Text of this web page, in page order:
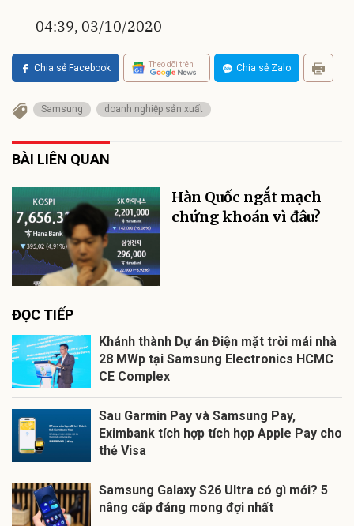
04:39, 03/10/2020
Chia sẻ Facebook Theo dõi trên Chia sẻ Zalo
Samsung doanh nghiệp sản xuất
BÀI LIÊN QUAN
Hàn Quốc ngắt mạch
chứng khoán vì đâu?
ĐỌC TIẾP
Khánh thành Dự án Điện mặt trời mái nhà
28 MWp tại Samsung Electronics HCMC
CE Complex
Sau Garmin Pay và Samsung Pay,
Eximbank tích hợp tích hợp Apple Pay cho
thẻ Visa
Samsung Galaxy S26 Ultra có gì mới? 5
nâng cấp đáng mong đợi nhất